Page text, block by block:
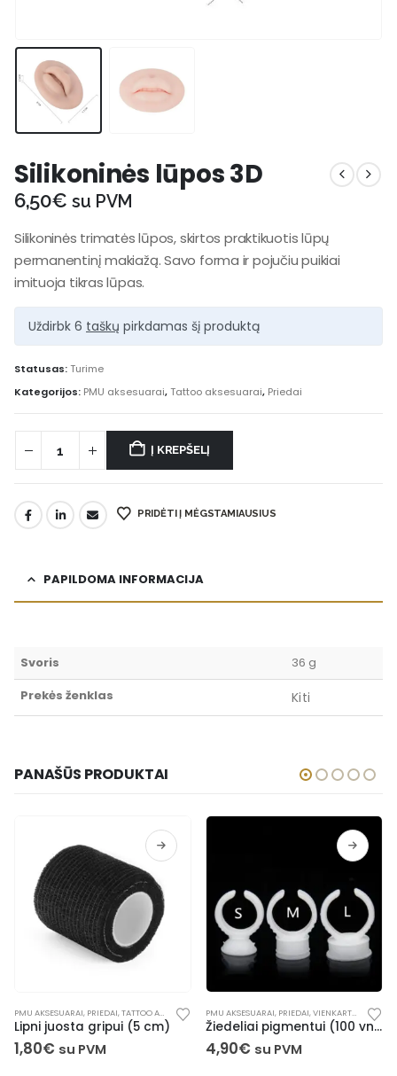
Silikoninės lūpos 3D
6,50€ su PVM
Silikoninės trimatės lūpos, skirtos praktikuotis lūpų
permanentinį makiažą. Savo forma ir pojučiu puikiai
imituoja tikras lūpas.
Uždirbk 6 taškų pirkdamas šį produktą
Statusas:Turime
Kategorijos: PMU aksesuarai,Tattoo aksesuarai, Priedai
Į KREPŠELĮ
PRIDĖTI Į MĖGSTAMIAUSIUS
PAPILDOMA INFORMACIJA
Svoris
36 g
Prekės ženklas
Kiti
PANAŠŪS PRODUKTAI
PMU AKSESUARAI, PRIEDAI,TATTOO AKSESUARAI VIENKARTINĖS PRIEMONĖS
Lipni juosta gripui (5 cm)
1,80€ su PVM
PMU AKSESUARAI, PRIEDAI,VIENKARTINĖS PRIEMONĖS
Žiedeliai pigmentui (100 vnt.)
4,90€ su PVM